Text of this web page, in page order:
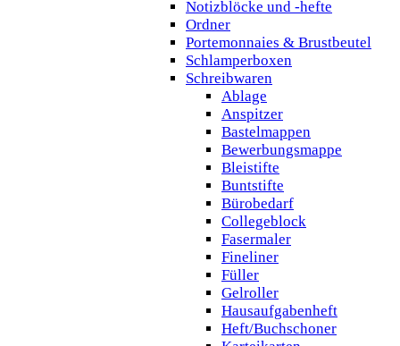
Notizblöcke und -hefte
Ordner
Portemonnaies & Brustbeutel
Schlamperboxen
Schreibwaren
Ablage
Anspitzer
Bastelmappen
Bewerbungsmappe
Bleistifte
Buntstifte
Bürobedarf
Collegeblock
Fasermaler
Fineliner
Füller
Gelroller
Hausaufgabenheft
Heft/Buchschoner